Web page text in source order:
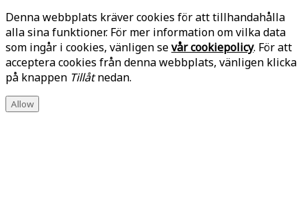
Denna webbplats kräver cookies för att tillhandahålla
alla sina funktioner. För mer information om vilka data
som ingår i cookies, vänligen sevår cookiepolicy. För att
acceptera cookies från denna webbplats, vänligen klicka
på knappen Tillåtnedan.
Allow